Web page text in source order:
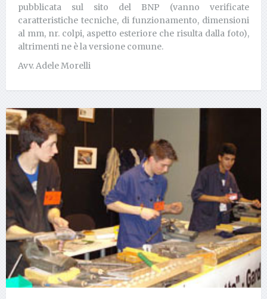
pubblicata sul sito del BNP (vanno verificate
caratteristiche tecniche, di funzionamento, dimensioni
al mm, nr. colpi, aspetto esteriore che risulta dalla foto),
altrimenti ne è la versione comune.
Avv. Adele Morelli